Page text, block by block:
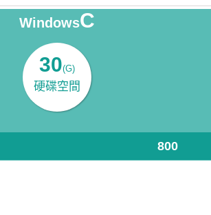
費用(年)4800
WindowsC
30(G)
硬碟空間
800